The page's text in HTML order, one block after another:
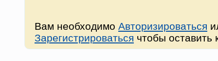
Вам необходимо Авторизироваться
Зарегистрироваться чтобы оставить